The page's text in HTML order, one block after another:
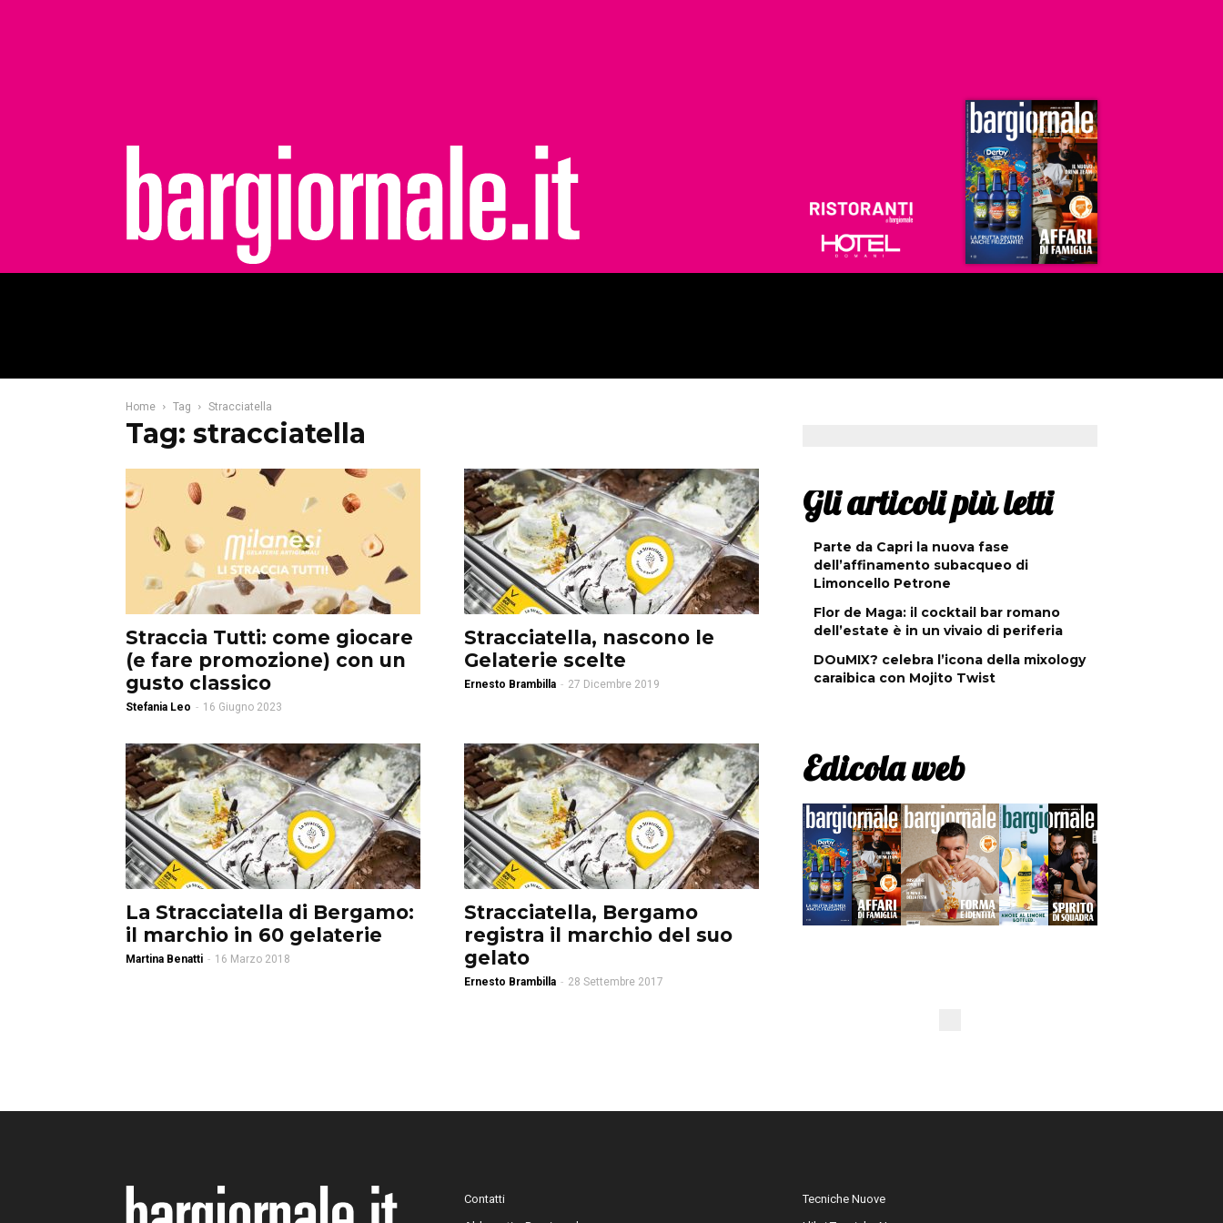
Ristoranti
Hoteldomani
Home Tag Stracciatella
Tag: stracciatella
Straccia Tutti: come giocare
(e fare promozione) con un
gusto classico
Stefania Leo - 16 Giugno 2023
Stracciatella, nascono le
Gelaterie scelte
Ernesto Brambilla - 27 Dicembre 2019
La Stracciatella di Bergamo:
il marchio in 60 gelaterie
Martina Benatti - 16 Marzo 2018
Stracciatella, Bergamo
registra il marchio del suo
gelato
Ernesto Brambilla - 28 Settembre 2017
Gli articoli più letti
Parte da Capri la nuova fase
dell’affinamento subacqueo di
Limoncello Petrone
Flor de Maga: il cocktail bar romano
dell’estate è in un vivaio di periferia
DOuMIX? celebra l’icona della mixology
caraibica con Mojito Twist
Edicola web
Contatti
Tecniche Nuove